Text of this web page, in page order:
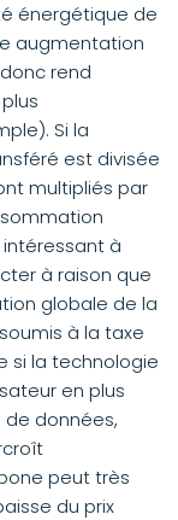
énergétique de
augmentation
rend
Si la
est divisée
multipliés par
à
à raison que
globale de la
à la taxe
si la technologie
en plus
données,
peut très
du prix